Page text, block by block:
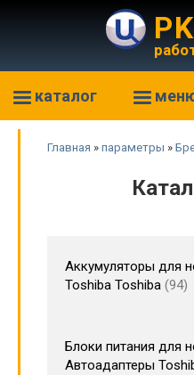
PK
каталог
Главная » параметры »
Аккумуляторы для
Toshiba Toshiba 94
Блоки питания для
Автоадаптеры